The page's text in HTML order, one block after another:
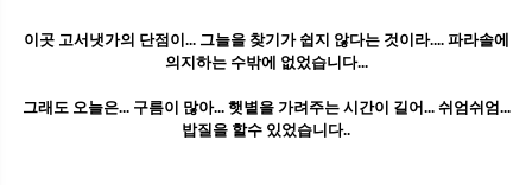
이곳 고서냇가의 단점이... 그늘을 찾기가 쉽지 않다는 것이라.... 파라솔에
의지하는 수밖에 없었습니다...
그래도 오늘은... 구름이 많아... 햇볕을 가려주는 시간이 길어... 쉬엄쉬엄...
밥질을 할수 있었습니다..